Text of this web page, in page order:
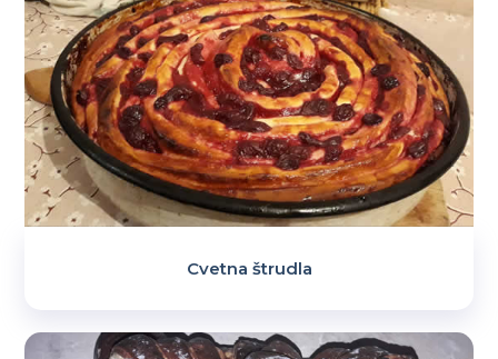
Cvetna štrudla